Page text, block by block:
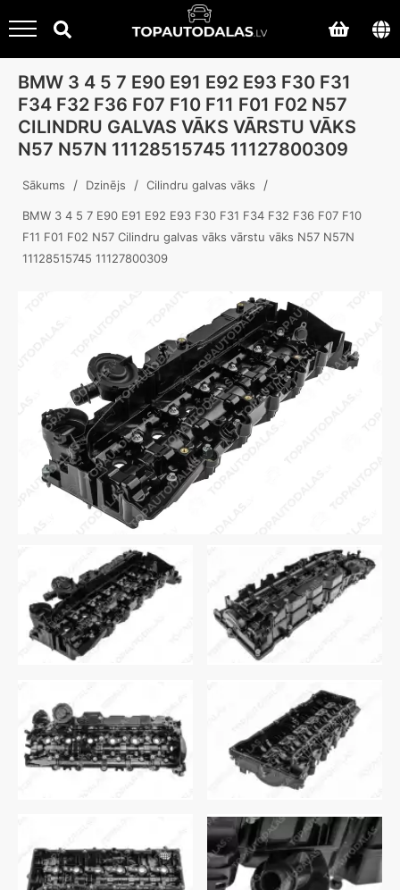
BMW 3 4 5 7 E90 E91 E92 E93 F30 F31
F34 F32 F36 F07 F10 F11 F01 F02 N57
CILINDRU GALVAS VĀKS VĀRSTU VĀKS
N57 N57N 11128515745 11127800309
Sākums / Dzinējs / Cilindru galvas vāks /
BMW 3 4 5 7 E90 E91 E92 E93 F30 F31 F34 F32 F36 F07 F10
F11 F01 F02 N57 Cilindru galvas vāks vārstu vāks N57 N57N
11128515745 11127800309